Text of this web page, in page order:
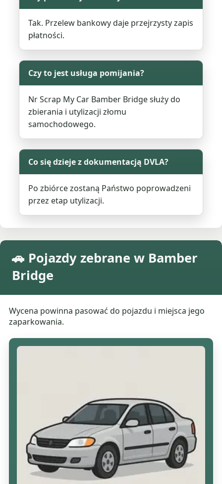
Tak. Przelew bankowy daje przejrzysty zapis
płatności.
Czy to jest usługa pomijania?
Nr Scrap My Car Bamber Bridge służy do
zbierania i utylizacji złomu
samochodowego.
Co się dzieje z dokumentacją DVLA?
Po zbiórce zostaną Państwo poprowadzeni
przez etap utylizacji.
🚗 Pojazdy zebrane w Bamber
Bridge
Wycena powinna pasować do pojazdu i miejsca jego
zaparkowania.